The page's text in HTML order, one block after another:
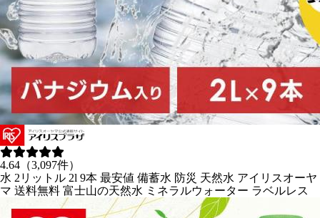
4.64（3,097件）
水 2リットル 2l 9本 最安値 備蓄水 防災 天然水 アイリスオーヤ
マ 送料無料 富士山の天然水 ミネラルウォーター ラベルレス